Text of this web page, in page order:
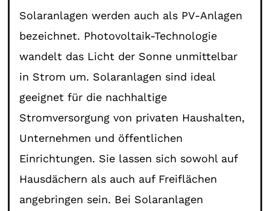
Solaranlagen werden auch als PV-Anlagen
bezeichnet. Photovoltaik-Technologie
wandelt das Licht der Sonne unmittelbar
in Strom um. Solaranlagen sind ideal
geeignet für die nachhaltige
Stromversorgung von privaten Haushalten,
Unternehmen und öffentlichen
Einrichtungen. Sie lassen sich sowohl auf
Hausdächern als auch auf Freiflächen
angebringen sein. Bei Solaranlagen